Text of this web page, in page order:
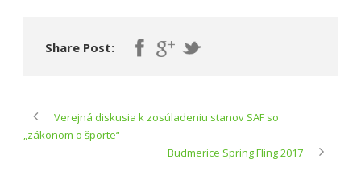
Share Post:
Verejná diskusia k zosúladeniu stanov SAF so
„zákonom o športe“
Budmerice Spring Fling 2017